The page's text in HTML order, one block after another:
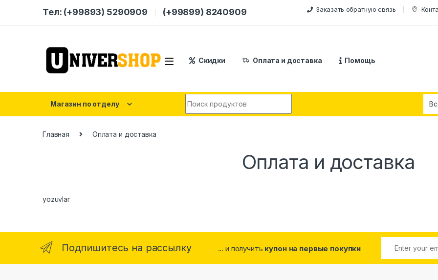
Тел: (+99893) 5290909 (+99899) 8240909 Заказать обратную связь
Скидки Оплата и доставка Помощь
Магазин по отделу
Главная Оплата и доставка
Оплата и доставка
yozuvlar
Подпишитесь на рассылку ... и получить купон на первые покупки